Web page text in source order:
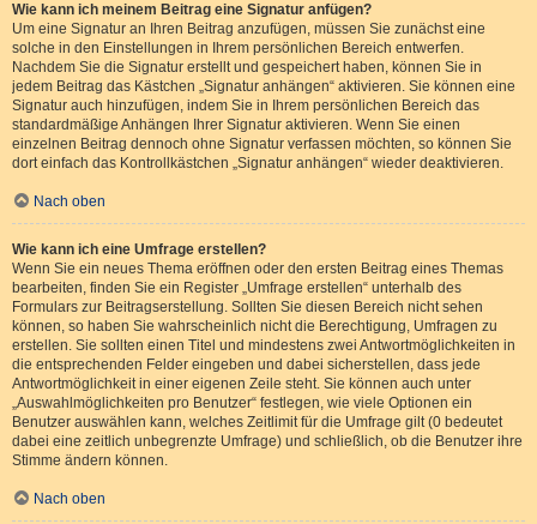
Wie kann ich meinem Beitrag eine Signatur anfügen?
Um eine Signatur an Ihren Beitrag anzufügen, müssen Sie zunächst eine
solche in den Einstellungen in Ihrem persönlichen Bereich entwerfen.
Nachdem Sie die Signatur erstellt und gespeichert haben, können Sie in
jedem Beitrag das Kästchen „Signatur anhängen“ aktivieren. Sie können eine
Signatur auch hinzufügen, indem Sie in Ihrem persönlichen Bereich das
standardmäßige Anhängen Ihrer Signatur aktivieren. Wenn Sie einen
einzelnen Beitrag dennoch ohne Signatur verfassen möchten, so können Sie
dort einfach das Kontrollkästchen „Signatur anhängen“ wieder deaktivieren.
Nach oben
Wie kann ich eine Umfrage erstellen?
Wenn Sie ein neues Thema eröffnen oder den ersten Beitrag eines Themas
bearbeiten, finden Sie ein Register „Umfrage erstellen“ unterhalb des
Formulars zur Beitragserstellung. Sollten Sie diesen Bereich nicht sehen
können, so haben Sie wahrscheinlich nicht die Berechtigung, Umfragen zu
erstellen. Sie sollten einen Titel und mindestens zwei Antwortmöglichkeiten in
die entsprechenden Felder eingeben und dabei sicherstellen, dass jede
Antwortmöglichkeit in einer eigenen Zeile steht. Sie können auch unter
„Auswahlmöglichkeiten pro Benutzer“ festlegen, wie viele Optionen ein
Benutzer auswählen kann, welches Zeitlimit für die Umfrage gilt (0 bedeutet
dabei eine zeitlich unbegrenzte Umfrage) und schließlich, ob die Benutzer ihre
Stimme ändern können.
Nach oben